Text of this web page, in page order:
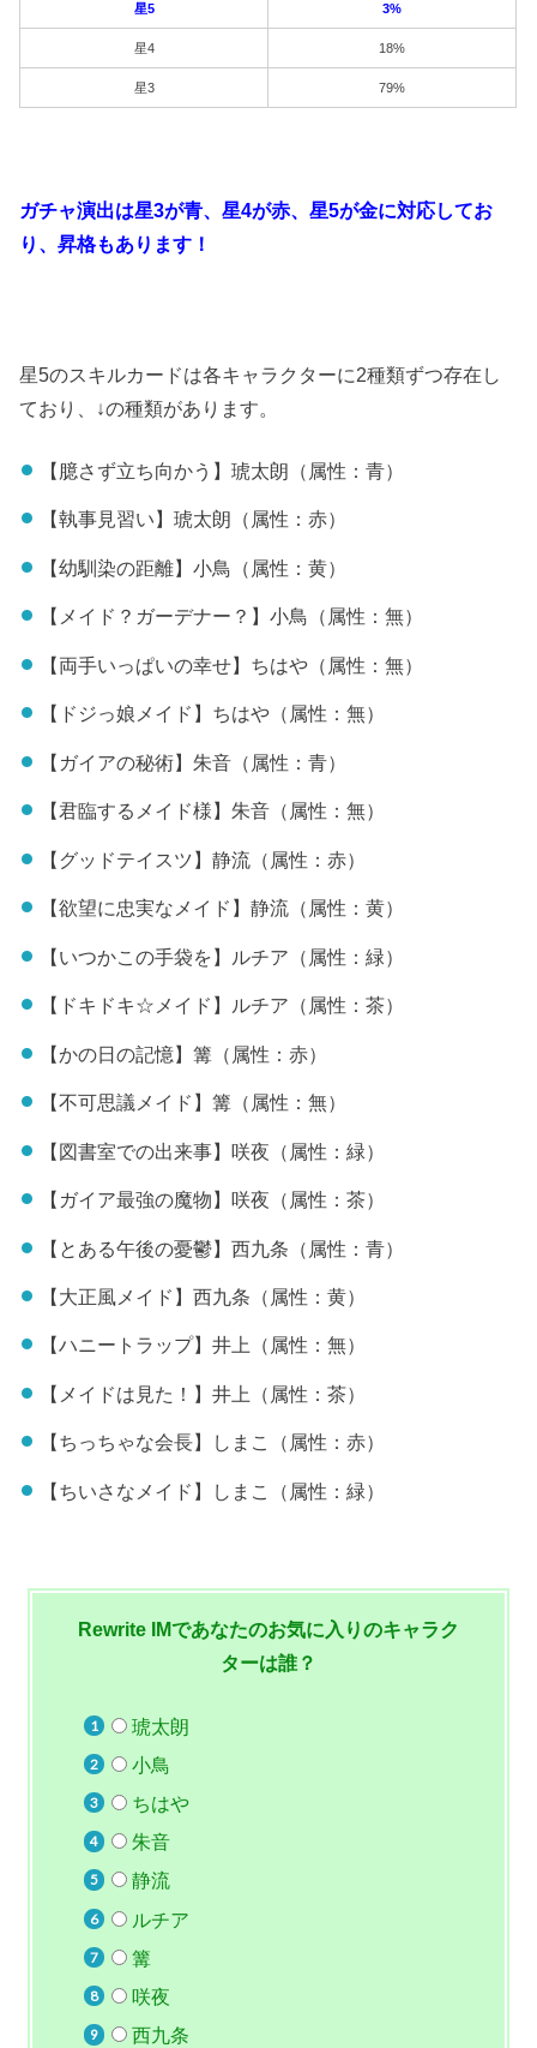
星5 3%
星4 18%
星3 79%
ガチャ演出は星3が青、星4が赤、星5が金に対応してお
り、昇格もあります！
星5のスキルカードは各キャラクターに2種類ずつ存在し
ており、↓の種類があります。
【臆さず立ち向かう】琥太朗（属性：青）
【執事見習い】琥太朗（属性：赤）
【幼馴染の距離】小鳥（属性：黄）
【メイド？ガーデナー？】小鳥（属性：無）
【両手いっぱいの幸せ】ちはや（属性：無）
【ドジっ娘メイド】ちはや（属性：無）
【ガイアの秘術】朱音（属性：青）
【君臨するメイド様】朱音（属性：無）
【グッドテイスツ】静流（属性：赤）
【欲望に忠実なメイド】静流（属性：黄）
【いつかこの手袋を】ルチア（属性：緑）
【ドキドキ☆メイド】ルチア（属性：茶）
【かの日の記憶】篝（属性：赤）
【不可思議メイド】篝（属性：無）
【図書室での出来事】咲夜（属性：緑）
【ガイア最強の魔物】咲夜（属性：茶）
【とある午後の憂鬱】西九条（属性：青）
【大正風メイド】西九条（属性：黄）
【ハニートラップ】井上（属性：無）
【メイドは見た！】井上（属性：茶）
【ちっちゃな会長】しまこ（属性：赤）
【ちいさなメイド】しまこ（属性：緑）
Rewrite IMであなたのお気に入りのキャラク
ターは誰？
琥太朗
小鳥
ちはや
朱音
静流
ルチア
篝
咲夜
西九条